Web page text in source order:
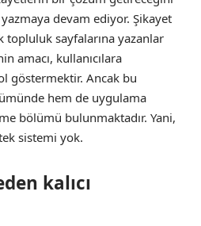
devam ediyor. Şikayet
topluluk sayfalarına yazanlar
amacı, kullanıcılara
göstermektir. Ancak bu
hem de uygulama
bölümü bulunmaktadır. Yani,
sistemi yok.
kalıcı